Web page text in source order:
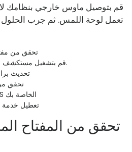
قم بتوصيل ماوس خارجي بنظامك
تعمل لوحة اللمس. ثم جرب الحلول
تحقق من
قم بتشغيل مستكشف أخطاء الأجهزة والأجهزة.
تحديث
تحقق
تحقق من إعدادات BIOS الخاصة بك
تعطيل خدمة